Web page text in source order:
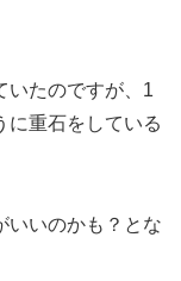
いたのですが、1
に重石をしている
いいのかも？とな